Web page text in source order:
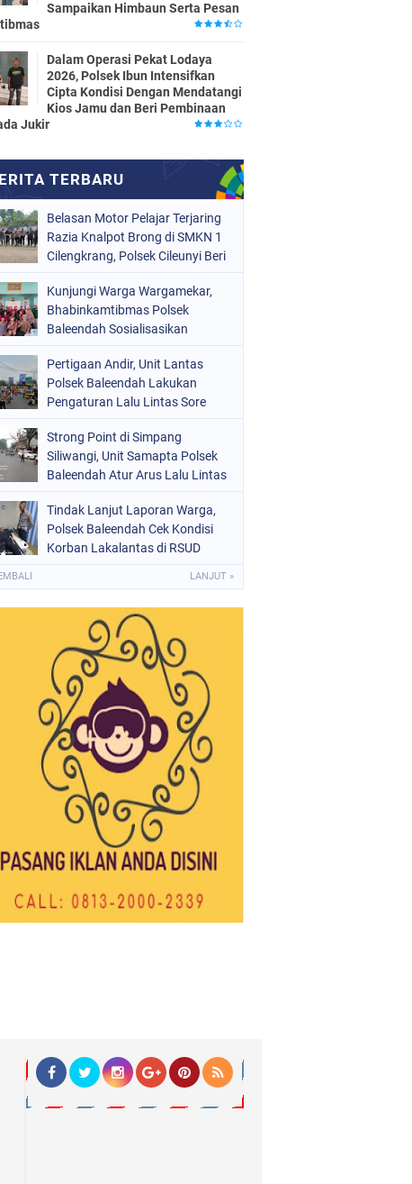
Sampaikan Himbaun Serta Pesan
Dalam Operasi Pekat Lodaya
2026, Polsek Ibun Intensifkan
Cipta Kondisi Dengan Mendatangi
Kios Jamu dan Beri Pembinaan
Jukir
Belasan Motor Pelajar Terjaring
Razia Knalpot Brong di SMKN 1
Cilengkrang, Polsek Cileunyi Beri
Keselamatan Berkendara
Kunjungi Warga Wargamekar,
Bhabinkamtibmas Polsek
Baleendah Sosialisasikan
Pertigaan Andir, Unit Lantas
Polsek Baleendah Lakukan
Pengaturan Lalu Lintas Sore
Strong Point di Simpang
Siliwangi, Unit Samapta Polsek
Baleendah Atur Arus Lalu Lintas
Tindak Lanjut Laporan Warga,
Polsek Baleendah Cek Kondisi
Korban Lakalantas di RSUD
LANJUT »